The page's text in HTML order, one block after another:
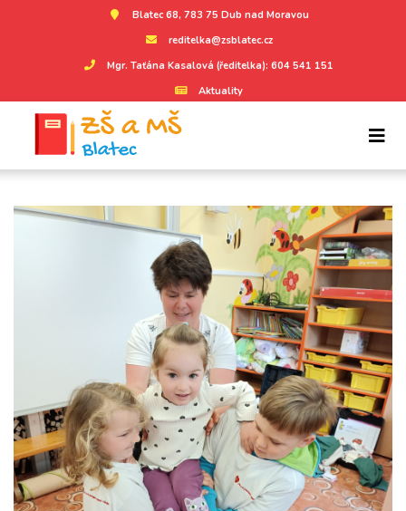
Blatec 68, 783 75 Dub nad Moravou
reditelka@zsblatec.cz
Mgr. Taťána Kasalová (ředitelka): 604 541 151
Aktuality